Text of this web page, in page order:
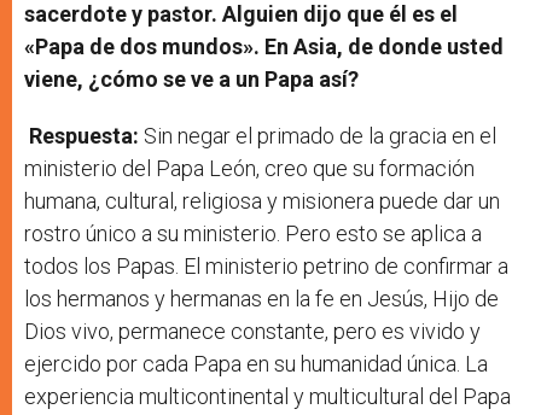
sacerdote y pastor. Alguien dijo que él es el
«Papa de dos mundos». En Asia, de donde usted
viene, ¿cómo se ve a un Papa así?
Respuesta: Sin negar el primado de la gracia en el
ministerio del Papa León, creo que su formación
humana, cultural, religiosa y misionera puede dar un
rostro único a su ministerio. Pero esto se aplica a
todos los Papas. El ministerio petrino de confirmar a
los hermanos y hermanas en la fe en Jesús, Hijo de
Dios vivo, permanece constante, pero es vivido y
ejercido por cada Papa en su humanidad única. La
experiencia multicontinental y multicultural del Papa